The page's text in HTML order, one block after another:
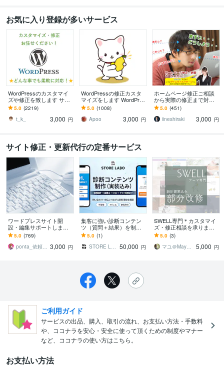
お気に入り登録が多いサービス
WordPressのカスタマイ
ズや修正を致します サイ
トのカスタマイズ・レイ
アウト変更致します
5.0 (2219)
t_k_
3,000 円
WordPressの修正カスタ
マイズをします WordPres
sのカスタマイズ・修正お
手伝い！
5.0 (1008)
Apoo
3,000 円
ホームページ修正ご相談
から実際の修正まで対応
します もう一人のスタッ
フとして活用！WordPres
sにも対応！
5.0 (451)
iineshiraki
3,000 円
サイト修正・更新代行の定番サービス
ワードプレスサイト開
設・編集サポートします
ピンポイントでコレやっ
てほしいということをお
手伝いします
5.0 (769)
ponta_依頼多数のため返信遅れます 3,000 円
集客に強い診断コンテン
ツ（質問＋結果）を制作
します “読む”より“参加す
る”コンテンツで、問い合
わせ率をアップ
5.0 (1)
STORE LABO 50,000 円
SWELL専門＊カスタマイ
ズ・修正相談を承ります
原因特定から改善までお
まかせ！CSS/PHP/JSにも
対応
5.0 (3)
マユ＠Mayulab
5,000 円
ご利用ガイド
サービスの出品、購入、取引の流れ、お支払い方法・手数料
や、ココナラを安心・安全に使って頂くための制度やマナー
など、ココナラの使い方はこちら。
お支払い方法